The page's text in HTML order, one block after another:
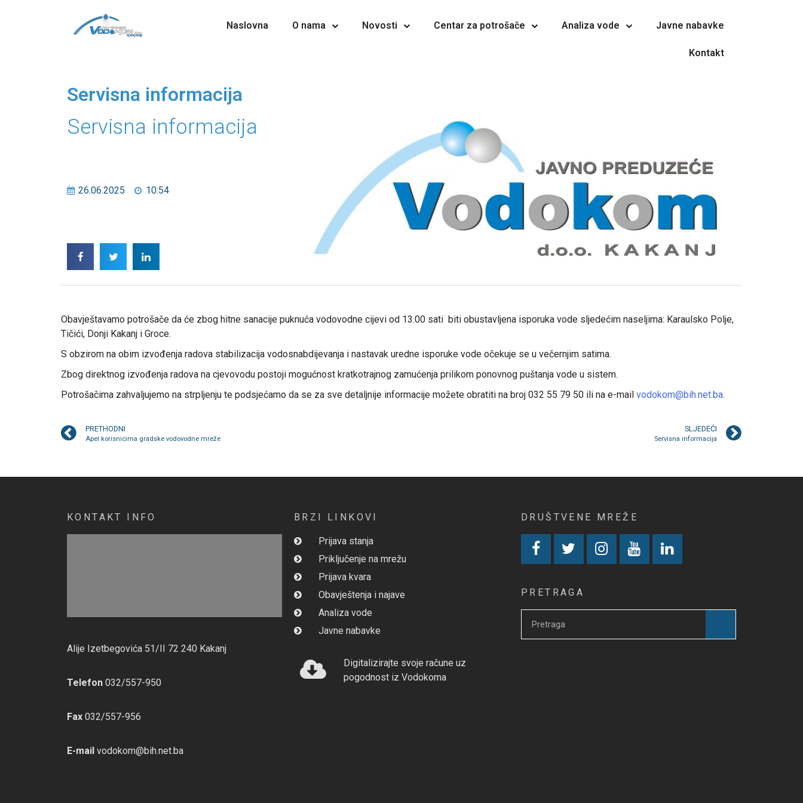
Naslovna O nama Novosti Centar za potrošače Analiza vode Javne nabavke
Kontakt
Servisna informacija
Servisna informacija
26.06.2025 10:54
Obavještavamo potrošače da će zbog hitne sanacije puknuća vodovodne cijevi od 13.00 sati biti obustavljena isporuka vode sljedećim naseljima: Karaulsko Polje,
Tičići, Donji Kakanj i Groce.
S obzirom na obim izvođenja radova stabilizacija vodosnabdijevanja i nastavak uredne isporuke vode očekuje se u večernjim satima.
Zbog direktnog izvođenja radova na cjevovodu postoji mogućnost kratkotrajnog zamućenja prilikom ponovnog puštanja vode u sistem.
Potrošačima zahvaljujemo na strpljenju te podsjećamo da se za sve detaljnije informacije možete obratiti na broj 032 55 79 50 ili na e-mail vodokom@bih.net.ba.
PRETHODNI
Apel korisnicima gradske vodovodne mreže
SLJEDEĆI
Servisna informacija
KONTAKT INFO
Alije Izetbegovića 51/II 72 240 Kakanj
Telefon 032/557-950
Fax 032/557-956
E-mail vodokom@bih.net.ba
BRZI LINKOVI
Prijava stanja
Priključenje na mrežu
Prijava kvara
Obavještenja i najave
Analiza vode
Javne nabavke
Digitalizirajte svoje račune uz
pogodnost iz Vodokoma
DRUŠTVENE MREŽE
PRETRAGA